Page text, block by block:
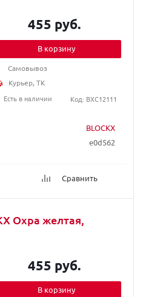
BLOCKX
e0d562
Сравнить
455 руб.
В корзину
Самовывоз
Курьер, ТК
Есть в наличии
Код: BXC12111
Охра желтая,
455 руб.
В корзину